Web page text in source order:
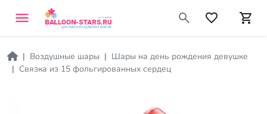
Воздушные шары
Шары на день рождения девушке
Связка из 15 фольгированных сердец